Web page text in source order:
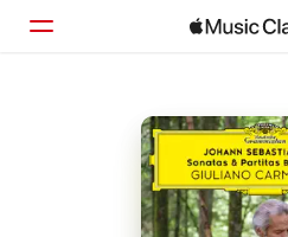
둘러보기